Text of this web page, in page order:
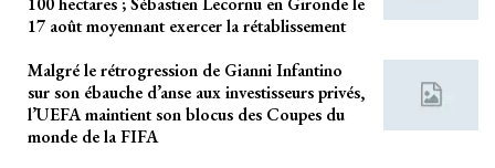
17 août moyennant exercer la rétablissement
Malgré le rétrogression de Gianni Infantino
sur son ébauche d’anse aux investisseurs privés,
l’UEFA maintient son blocus des Coupes du
monde de la FIFA